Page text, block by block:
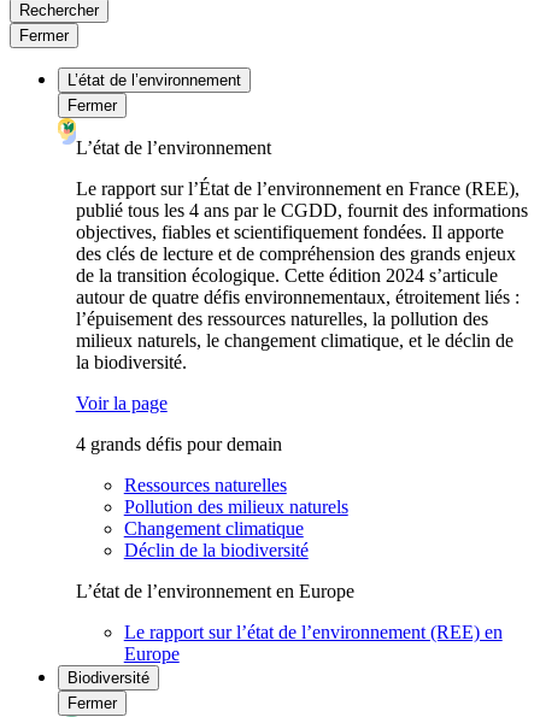
Rechercher
Fermer
L’état de l’environnement
Fermer
L’état de l’environnement
Le rapport sur l’État de l’environnement en France (REE),
publié tous les 4 ans par le CGDD, fournit des informations
objectives, fiables et scientifiquement fondées. Il apporte
des clés de lecture et de compréhension des grands enjeux
de la transition écologique. Cette édition 2024 s’articule
autour de quatre défis environnementaux, étroitement liés :
l’épuisement des ressources naturelles, la pollution des
milieux naturels, le changement climatique, et le déclin de
la biodiversité.
Voir la page
4 grands défis pour demain
Ressources naturelles
Pollution des milieux naturels
Changement climatique
Déclin de la biodiversité
L’état de l’environnement en Europe
Le rapport sur l’état de l’environnement (REE) en
Europe
Biodiversité
Fermer